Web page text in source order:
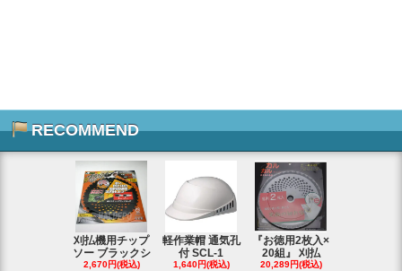
RECOMMEND
刈払機用チップ
ソー ブラックシ
2,670円(税込)
軽作業帽 通気孔
付 SCL-1
1,640円(税込)
『お徳用2枚入×
20組』 刈払
20,289円(税込)